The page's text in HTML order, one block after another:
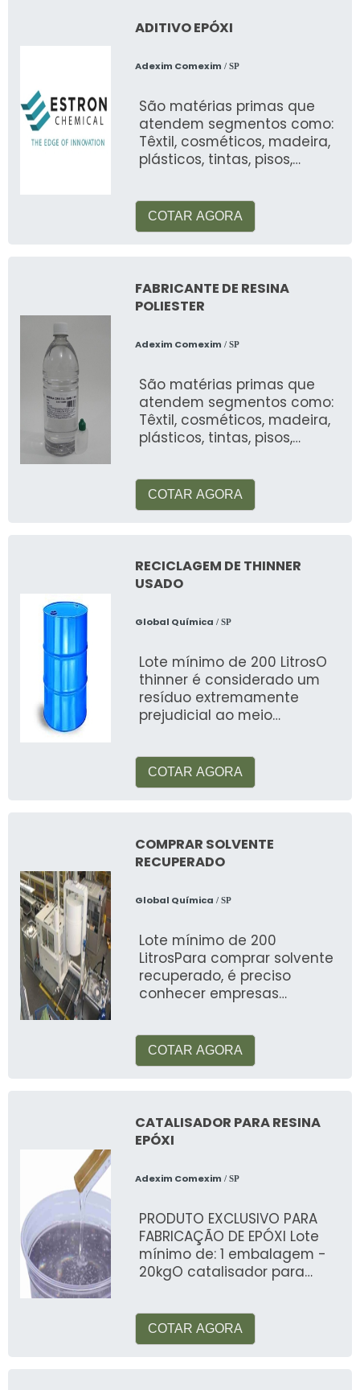
ADITIVO EPÓXI
Adexim Comexim / SP
São matérias primas que
atendem segmentos como:
Têxtil, cosméticos, madeira,
plásticos, tintas, pisos,
COTAR AGORA
FABRICANTE DE RESINA
POLIESTER
Adexim Comexim / SP
São matérias primas que
atendem segmentos como:
Têxtil, cosméticos, madeira,
plásticos, tintas, pisos,
COTAR AGORA
RECICLAGEM DE THINNER
USADO
Global Química / SP
Lote mínimo de 200 LitrosO
thinner é considerado um
resíduo extremamente
prejudicial ao meio
COTAR AGORA
COMPRAR SOLVENTE
RECUPERADO
Global Química / SP
Lote mínimo de 200
LitrosPara comprar solvente
recuperado, é preciso
conhecer empresas
recuperação
COTAR AGORA
CATALISADOR PARA RESINA
EPÓXI
Adexim Comexim / SP
PRODUTO EXCLUSIVO PARA
FABRICAÇÃO DE EPÓXI Lote
mínimo de: 1 embalagem -
20kgO catalisador para
COTAR AGORA